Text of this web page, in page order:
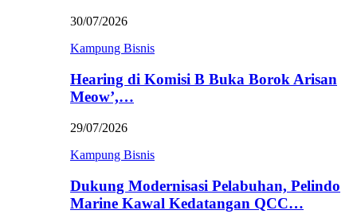
30/07/2026
Kampung Bisnis
Hearing di Komisi B Buka Borok Arisan
Meow’,…
29/07/2026
Kampung Bisnis
Dukung Modernisasi Pelabuhan, Pelindo
Marine Kawal Kedatangan QCC…